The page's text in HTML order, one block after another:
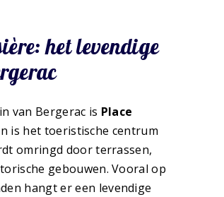
het levendige
van Bergerac is Place
is het toeristische centrum
omringd door terrassen,
gebouwen. Vooral op
hangt er een levendige